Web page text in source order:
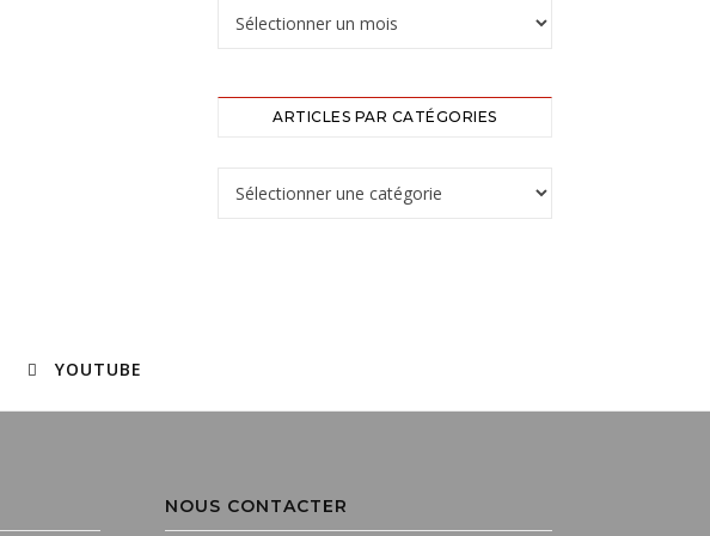
ARTICLES PAR CATÉGORIES
YOUTUBE
NOUS CONTACTER